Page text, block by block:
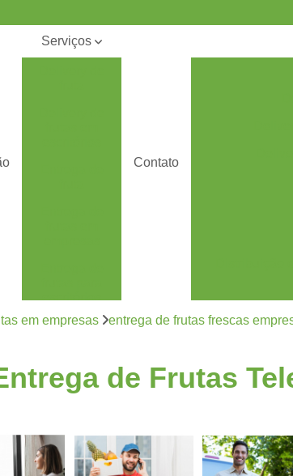
Serviços
escritórios
Fornecedores
higienizada
Frutas
congeladas
Contato
em empresas entrega de frutas frescas
de Frutas